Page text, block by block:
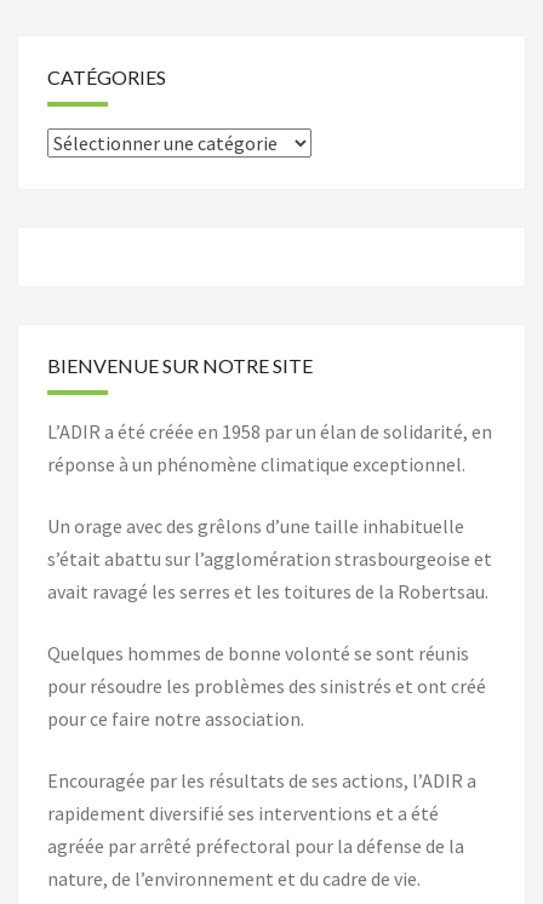
CATÉGORIES
Catégories
BIENVENUE SUR NOTRE SITE
L’ADIR a été créée en 1958 par un élan de solidarité, en
réponse à un phénomène climatique exceptionnel.
Un orage avec des grêlons d’une taille inhabituelle
s’était abattu sur l’agglomération strasbourgeoise et
avait ravagé les serres et les toitures de la Robertsau.
Quelques hommes de bonne volonté se sont réunis
pour résoudre les problèmes des sinistrés et ont créé
pour ce faire notre association.
Encouragée par les résultats de ses actions, l’ADIR a
rapidement diversifié ses interventions et a été
agréée par arrêté préfectoral pour la défense de la
nature, de l’environnement et du cadre de vie.